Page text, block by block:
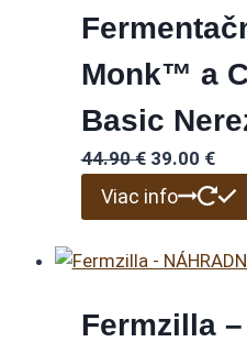
Monk™ a
Basic
44.90€ Pôvodná
cena
bola:
44.90 €.
39.00 €
cena
je:
Viac info
Fermzilla